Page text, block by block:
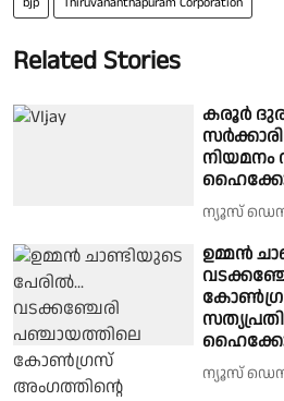
Related Stories
കരൂർ
നിയമനം
ന്യൂസ്
ഉമ്മന്‍
ന്യൂസ്